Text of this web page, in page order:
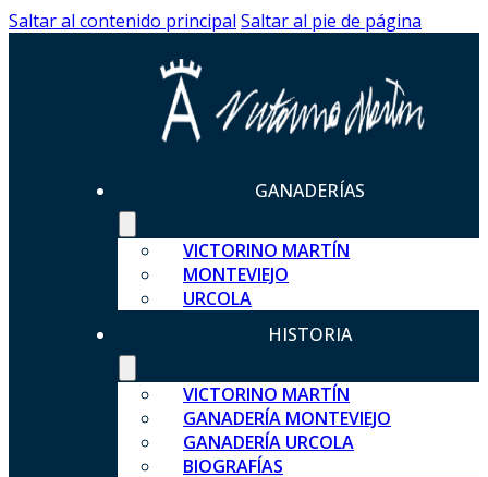
Saltar al contenido principal Saltar al pie de página
GANADERÍAS
VICTORINO MARTÍN
MONTEVIEJO
URCOLA
HISTORIA
VICTORINO MARTÍN
GANADERÍA MONTEVIEJO
GANADERÍA URCOLA
BIOGRAFÍAS